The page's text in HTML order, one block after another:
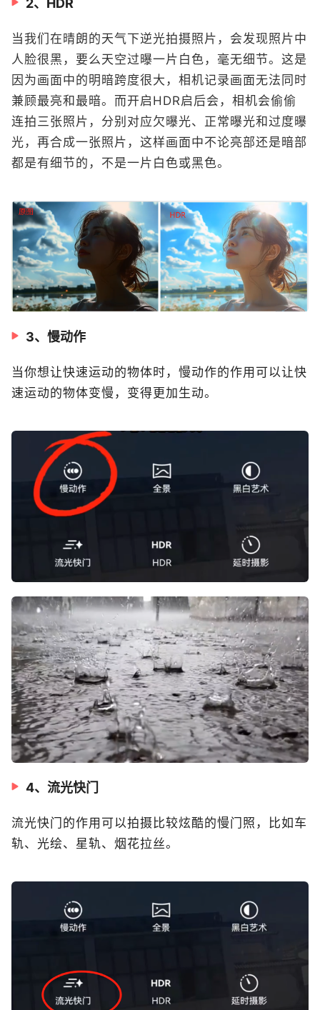
2、HDR
当我们在晴朗的天气下逆光拍摄照片，会发现照片中
人脸很黑，要么天空过曝一片白色，毫无细节。这是
因为画面中的明暗跨度很大，相机记录画面无法同时
兼顾最亮和最暗。而开启HDR启后会，相机会偷偷
连拍三张照片，分别对应欠曝光、正常曝光和过度曝
光，再合成一张照片，这样画面中不论亮部还是暗部
都是有细节的，不是一片白色或黑色。
3、慢动作
当你想让快速运动的物体时，慢动作的作用可以让快
速运动的物体变慢，变得更加生动。
4、流光快门
流光快门的作用可以拍摄比较炫酷的慢门照，比如车
轨、光绘、星轨、烟花拉丝。